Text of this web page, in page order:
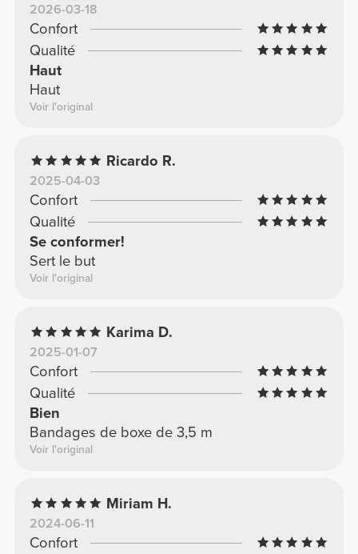
2026-03-18
Confort
Qualité
Haut
Haut
Voir l'original
Ricardo R.
2025-04-03
Confort
Qualité
Se conformer!
Sert le but
Voir l'original
Karima D.
2025-01-07
Confort
Qualité
Bien
Bandages de boxe de 3,5 m
Voir l'original
Miriam H.
2024-06-11
Confort